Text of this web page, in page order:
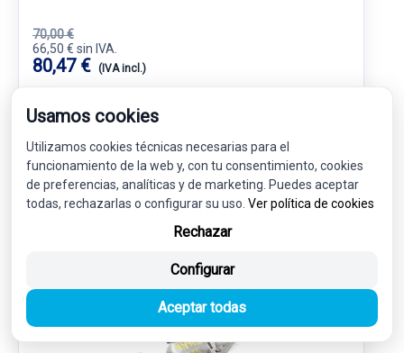
70,00 €
66,50 € sin IVA.
80,47 € (IVA incl.)
Ref: 6107692
Usamos cookies
Utilizamos cookies técnicas necesarias para el
funcionamiento de la web y, con tu consentimiento, cookies
de preferencias, analíticas y de marketing. Puedes aceptar
todas, rechazarlas o configurar su uso. Ver política de cookies
Rechazar
Configurar
Aceptar todas